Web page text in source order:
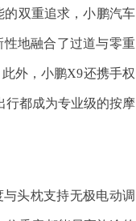
的双重追求，小鹏汽车
地融合了过道与零重
外，小鹏X9还携手权
行都成为专业级的按摩
头枕支持无极电动调